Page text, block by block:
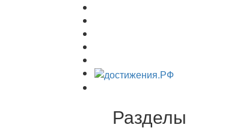
Разделы